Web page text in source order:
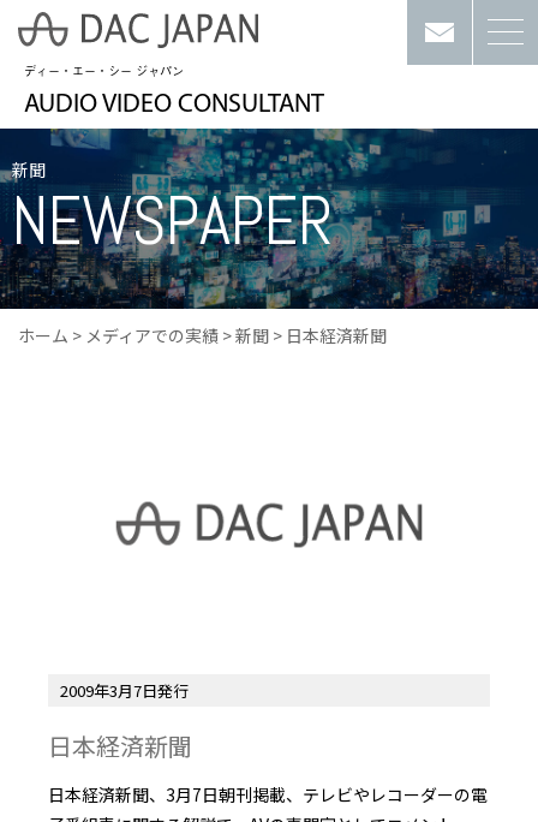
ディー・エー・シー ジャパン
AUDIO VIDEO CONSULTANT
新聞
NEWSPAPER
ホーム > メディアでの実績 >新聞 > 日本経済新聞
2009年3月7日発行
日本経済新聞
日本経済新聞、3月7日朝刊掲載、テレビやレコーダーの電